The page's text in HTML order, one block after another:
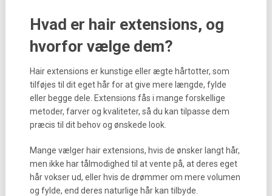
Hvad er hair extensions, og
hvorfor vælge dem?
Hair extensions er kunstige eller ægte hårtotter, som
tilføjes til dit eget hår for at give mere længde, fylde
eller begge dele. Extensions fås i mange forskellige
metoder, farver og kvaliteter, så du kan tilpasse dem
præcis til dit behov og ønskede look.
Mange vælger hair extensions, hvis de ønsker langt hår,
men ikke har tålmodighed til at vente på, at deres eget
hår vokser ud, eller hvis de drømmer om mere volumen
og fylde, end deres naturlige hår kan tilbyde.